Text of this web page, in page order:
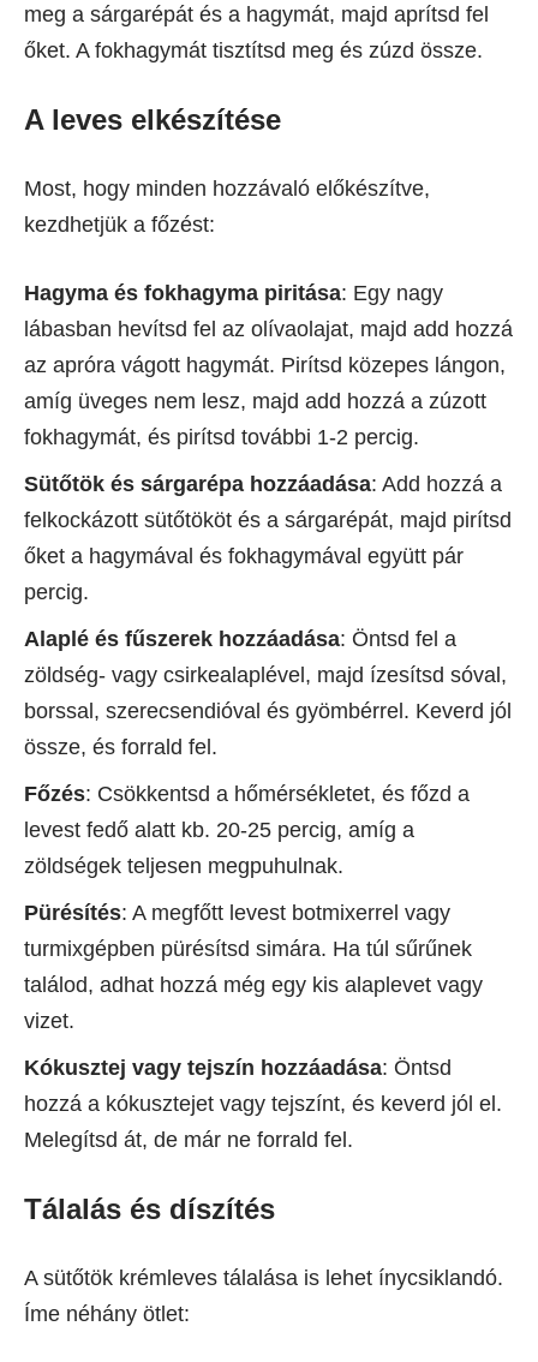
meg a sárgarépát és a hagymát, majd aprítsd fel
őket. A fokhagymát tisztítsd meg és zúzd össze.
A leves elkészítése
Most, hogy minden hozzávaló előkészítve,
kezdhetjük a főzést:
Hagyma és fokhagyma piritása: Egy nagy
lábasban hevítsd fel az olívaolajat, majd add hozzá
az apróra vágott hagymát. Pirítsd közepes lángon,
amíg üveges nem lesz, majd add hozzá a zúzott
fokhagymát, és pirítsd további 1-2 percig.
Sütőtök és sárgarépa hozzáadása: Add hozzá a
felkockázott sütőtököt és a sárgarépát, majd pirítsd
őket a hagymával és fokhagymával együtt pár
percig.
Alaplé és fűszerek hozzáadása: Öntsd fel a
zöldség- vagy csirkealaplével, majd ízesítsd sóval,
borssal, szerecsendióval és gyömbérrel. Keverd jól
össze, és forrald fel.
Főzés: Csökkentsd a hőmérsékletet, és főzd a
levest fedő alatt kb. 20-25 percig, amíg a
zöldségek teljesen megpuhulnak.
Pürésítés: A megfőtt levest botmixerrel vagy
turmixgépben pürésítsd simára. Ha túl sűrűnek
találod, adhat hozzá még egy kis alaplevet vagy
vizet.
Kókusztej vagy tejszín hozzáadása: Öntsd
hozzá a kókusztejet vagy tejszínt, és keverd jól el.
Melegítsd át, de már ne forrald fel.
Tálalás és díszítés
A sütőtök krémleves tálalása is lehet ínycsiklandó.
Íme néhány ötlet: